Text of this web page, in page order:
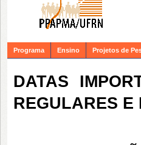
Programa Ensino Projetos de
DATAS
REGULARES E